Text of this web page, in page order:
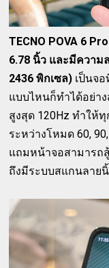
TECNO POVA 6
6.78 นิ้ว และมีความ
2436 พิกเซล) เป็นจ
แบบไหนก็ทำได้อย่า
สูงสุด 120Hz ทำให้
ระหว่างโหมด 60,
แถมหน้าจอสามารถ
ถึงมีระบบสแกนลาย